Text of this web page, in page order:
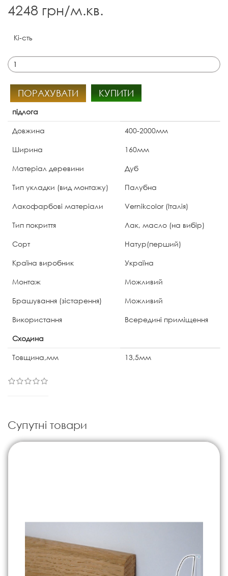
4248 грн/м.кв.
Кі-сть
ПОРАХУВАТИ КУПИТИ
підлога
Довжина
400-2000мм
Ширина
160мм
Матеріал деревини
Дуб
Тип укладки (вид монтажу)
Палубна
Лакофарбові матеріали
Vernikcolor (Італія)
Тип покриття
Лак, масло (на вибір)
Сорт
Натур(перший)
Країна виробник
Україна
Монтаж
Можливий
Брашування (зістарення)
Можливий
Використання
Всередині приміщення
Сходина
Товщина,мм
13,5мм
Супутні товари